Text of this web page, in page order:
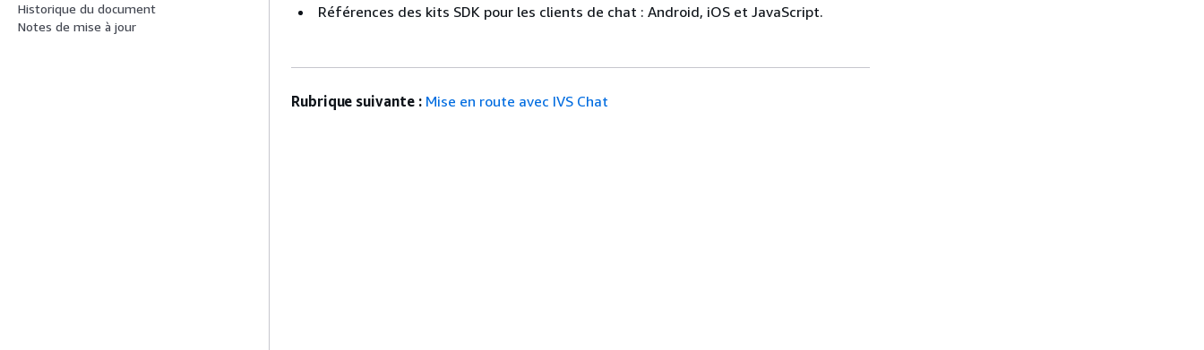
Historique du document
Notes de mise à jour
Références des kits SDK pour les clients de chat : Android, iOS et JavaScript.
Rubrique suivante : Mise en route avec IVS Chat